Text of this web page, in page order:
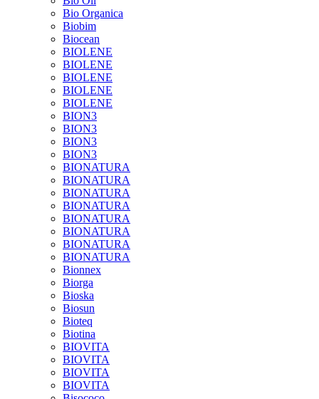
Bio Organica
Biobim
Biocean
BIOLENE
BIOLENE
BIOLENE
BIOLENE
BIOLENE
BION3
BION3
BION3
BION3
BIONATURA
BIONATURA
BIONATURA
BIONATURA
BIONATURA
BIONATURA
BIONATURA
BIONATURA
Bionnex
Biorga
Bioska
Biosun
Bioteq
Biotina
BIOVITA
BIOVITA
BIOVITA
BIOVITA